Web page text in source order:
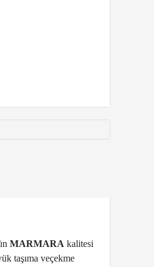
MARMARA kalitesi
taşıma veçekme